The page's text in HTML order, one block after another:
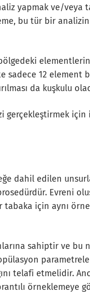
yapmak ve/veya
bu tür bir
12 element
da kuşkulu
gerçekleştirmek
dahil edilen
Evreni
için aynı
sahiptir ve bu
telafi etmelidir.
örneklemeye